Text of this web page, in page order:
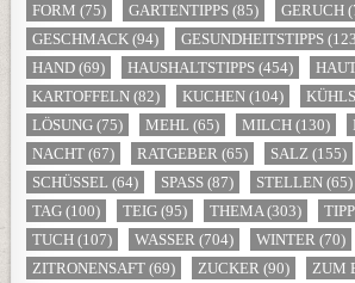
FORM (75) GARTENTIPPS (85) GERUCH
GESCHMACK (94) GESUNDHEITSTIPPS
HAND (69) HAUSHALTSTIPPS (454)
KARTOFFELN (82) KUCHEN (104)
LÖSUNG (75) MEHL (65) MILCH (130)
NACHT (67) RATGEBER (65) SALZ (155)
SCHÜSSEL (64) SPASS (87) STELLEN (65)
TAG (100) TEIG (95) THEMA(303)
TUCH (107) WASSER (704) WINTER (70)
ZITRONENSAFT (69) ZUCKER (90) ZUM